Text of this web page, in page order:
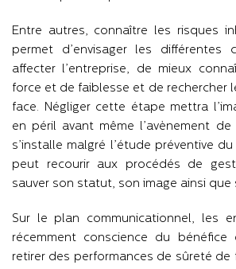
Entre autres, connaître les risques
permet d’envisager les différentes
affecter l’entreprise, de mieux
force et de faiblesse et de rechercher
face. Négliger cette étape mettra
en péril avant même l’avènement
s’installe malgré l’étude préventive
peut recourir aux procédés de
sauver son statut, son image ainsi que
Sur le plan communicationnel, les
récemment conscience du bénéfice
retirer des performances de sûreté